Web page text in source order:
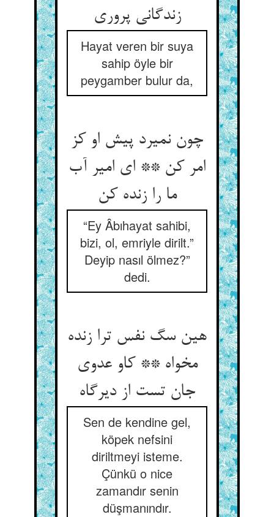
زندگانی پروری‏
Hayat veren bir suya
sahip öyle bir
peygamber bulur da,
چون نمیرد پیش او کز
امر کن ** ای امیر آب
ما را زنده کن‏
“Ey Âbıhayat sahibi,
bizi, ol, emriyle dirilt.”
Deyip nasıl ölmez?”
dedi.
هین سگ نفس ترا زنده
مخواه ** کاو عدوی
جان تست از دیرگاه‏
Sen de kendine gel,
köpek nefsini
diriltmeyi isteme.
Çünkü o nice
zamandır senin
düşmanındır.